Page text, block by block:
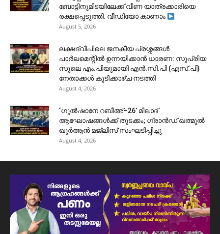
ബോട്ടിനുമിടയിലേക്ക് വീണ യാത്രക്കാരിയെ
രക്ഷപ്പെടുത്തി. വീഡിയോ കാണാം
August 5, 2026
ലക്ഷദ്വീപിലെ ജനകീയ പ്രശ്നങ്ങൾ
പാർലമെന്റിൽ ഉന്നയിക്കാൻ ധാരണ: സുപ്രിയ
സുലെ എം.പിയുമായി എൻ.സി.പി (എസ്.പി)
നേതാക്കൾ കൂടിക്കാഴ്ച നടത്തി
August 4, 2026
‘ഗുൽഷാനേ റബീഅ്–26’ മീലാദ്
ആഘോഷങ്ങൾക്ക് തുടക്കം; ഗ്രാൻഡ് ഖത്മുൽ
ഖുർആൻ മജ്‌ലിസ് സംഘടിപ്പിച്ചു
August 4, 2026